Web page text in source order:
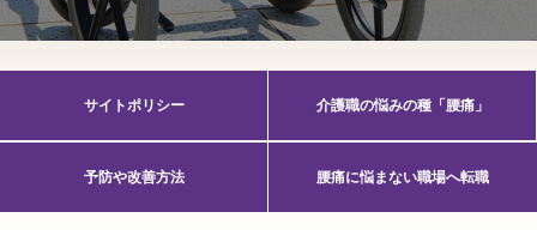
サイトポリシー 介護職の悩みの種「腰痛」
予防や改善方法 腰痛に悩まない職場へ転職